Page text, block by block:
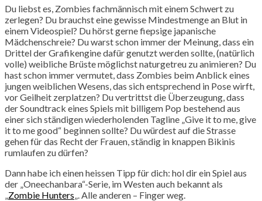
Du liebst es, Zombies fachmännisch mit einem Schwert zu
zerlegen? Du brauchst eine gewisse Mindestmenge an Blut in
einem Videospiel? Du hörst gerne fiepsige japanische
Mädchenschreie? Du warst schon immer der Meinung, dass ein
Drittel der Grafikengine dafür genutzt werden sollte, (natürlich
volle) weibliche Brüste möglichst naturgetreu zu animieren? Du
hast schon immer vermutet, dass Zombies beim Anblick eines
jungen weiblichen Wesens, das sich entsprechend in Pose wirft,
vor Geilheit zerplatzen? Du vertrittst die Überzeugung, dass
der Soundtrack eines Spiels mit billigem Pop bestehend aus
einer sich ständigen wiederholenden Tagline „Give it to me, give
it to me good“ beginnen sollte? Du würdest auf die Strasse
gehen für das Recht der Frauen, ständig in knappen Bikinis
rumlaufen zu dürfen?
Dann habe ich einen heissen Tipp für dich: hol dir ein Spiel aus
der „Oneechanbara“-Serie, im Westen auch bekannt als
Zombie Hunters „. Alle anderen – Finger weg.